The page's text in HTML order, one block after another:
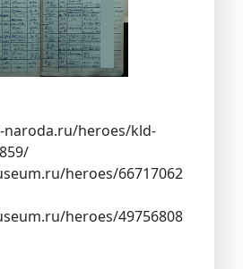
heroes/kld-
heroes/66717062
heroes/49756808